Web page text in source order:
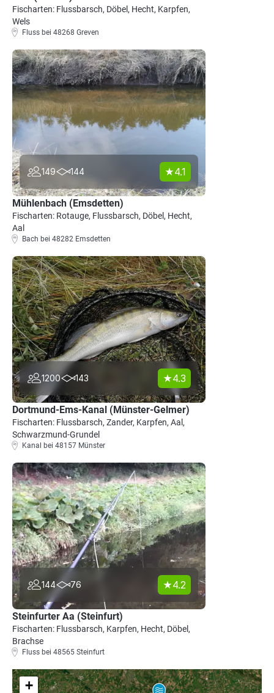
Fischarten: Flussbarsch, Döbel, Hecht, Karpfen,
Wels
Fluss bei 48268 Greven
149 144 4.1
Mühlenbach (Emsdetten)
Fischarten: Rotauge, Flussbarsch, Döbel, Hecht,
Aal
Bach bei 48282 Emsdetten
1200 143 4.3
Dortmund-Ems-Kanal (Münster-Gelmer)
Fischarten: Flussbarsch, Zander, Karpfen, Aal,
Schwarzmund-Grundel
Kanal bei 48157 Münster
144 76 4.2
Steinfurter Aa (Steinfurt)
Fischarten: Flussbarsch, Karpfen, Hecht, Döbel,
Brachse
Fluss bei 48565 Steinfurt
+